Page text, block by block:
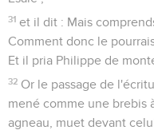
31 et il dit : Mais
Comment donc le
Et il pria Philippe de
32 Or le passage de
mené comme une brebis
agneau, muet devant